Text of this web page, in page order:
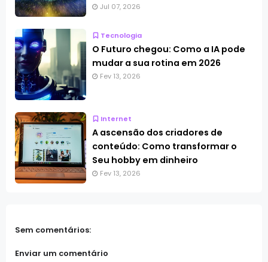
Jul 07, 2026
Tecnologia
O Futuro chegou: Como a IA pode
mudar a sua rotina em 2026
Fev 13, 2026
Internet
A ascensão dos criadores de
conteúdo: Como transformar o
Seu hobby em dinheiro
Fev 13, 2026
Sem comentários:
Enviar um comentário